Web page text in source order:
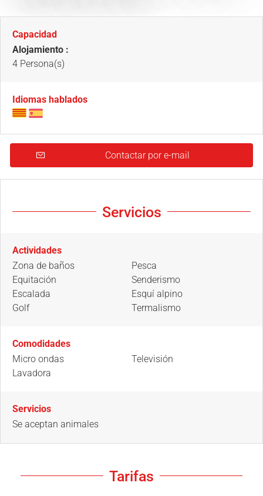
Capacidad
Alojamiento :
4 Persona(s)
Idiomas hablados
Contactar por e-mail
Servicios
Actividades
Zona de baños
Equitación
Escalada
Golf
Pesca
Senderismo
Esquí alpino
Termalismo
Comodidades
Micro ondas
Lavadora
Televisión
Servicios
Se aceptan animales
Tarifas